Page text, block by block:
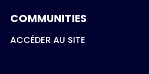
COMMUNITIES
ACCÉDER AU SITE